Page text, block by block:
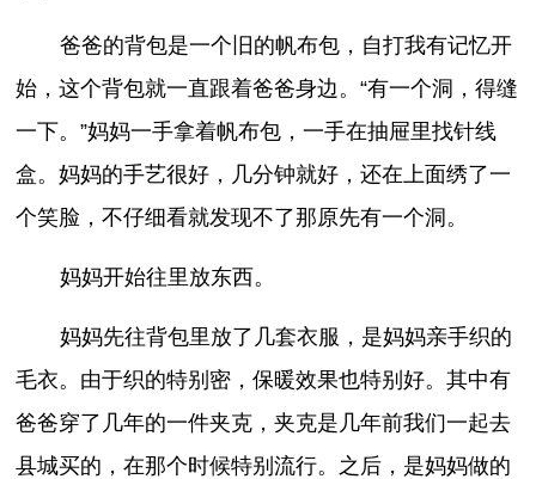
爸爸的背包是一个旧的帆布包，自打我有记忆开
始，这个背包就一直跟着爸爸身边。“有一个洞，得缝
一下。”妈妈一手拿着帆布包，一手在抽屉里找针线
盒。妈妈的手艺很好，几分钟就好，还在上面绣了一
个笑脸，不仔细看就发现不了那原先有一个洞。
妈妈开始往里放东西。
妈妈先往背包里放了几套衣服，是妈妈亲手织的
毛衣。由于织的特别密，保暖效果也特别好。其中有
爸爸穿了几年的一件夹克，夹克是几年前我们一起去
县城买的，在那个时候特别流行。之后，是妈妈做的